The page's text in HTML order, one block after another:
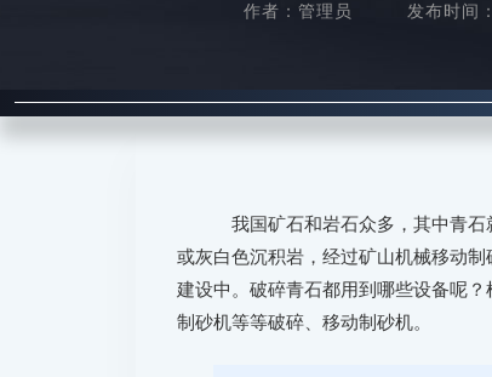
作者：管理员 发布时间
我国矿石和岩石众多，其中青石
或灰白色沉积岩，经过矿山机械移动
建设中。破碎青石都用到哪些设备呢
制砂机等等破碎、移动制砂机。